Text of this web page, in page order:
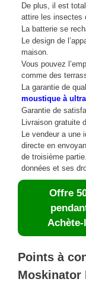
De plus, il est
attire les insectes
La batterie se
Le design de
maison.
Vous pouvez
comme des
La garantie de
moustique à
Garantie de
Livraison gratuite
Le vendeur a une
directe en
de troisième
données et ses
Offre
Points à
Moskinator